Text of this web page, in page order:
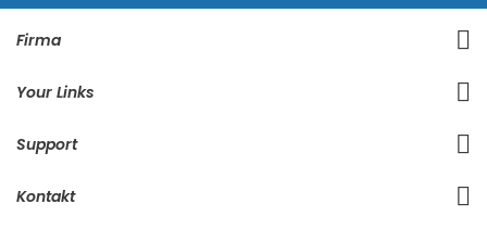
Firma
Your Links
Support
Kontakt